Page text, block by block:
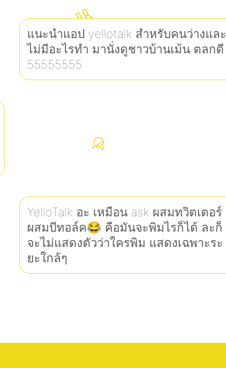
แนะนำแอป yellotalk สำหรับคนว่างและ
ไม่มีอะไรทำ มานั่งดูชาวบ้านเม้น ตลกดี
55555555
YelloTalk อะ เหมือน ask ผสมทวิตเตอร์
ผสมบีทอล์ค😂 คือมันจะพิมไรก็ได้ ละก็
จะไม่แสดงตัวว่าใครพิม แสดงเฉพาะระ
ยะใกล้ๆ